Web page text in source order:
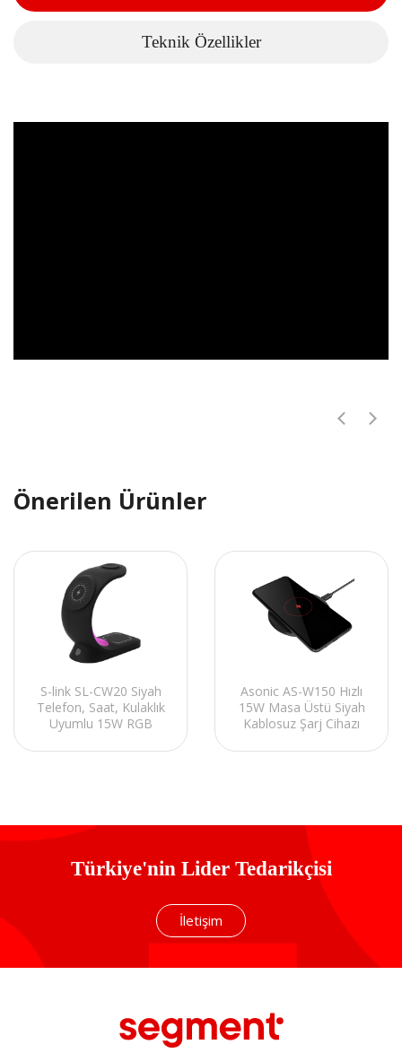
Teknik Özellikler
Önerilen Ürünler
S-link SL-CW20 Siyah
Telefon, Saat, Kulaklık
Uyumlu 15W RGB
Asonic AS-W150 Hızlı
15W Masa Üstü Siyah
Kablosuz Şarj Cihazı
Türkiye'nin Lider Tedarikçisi
İletişim